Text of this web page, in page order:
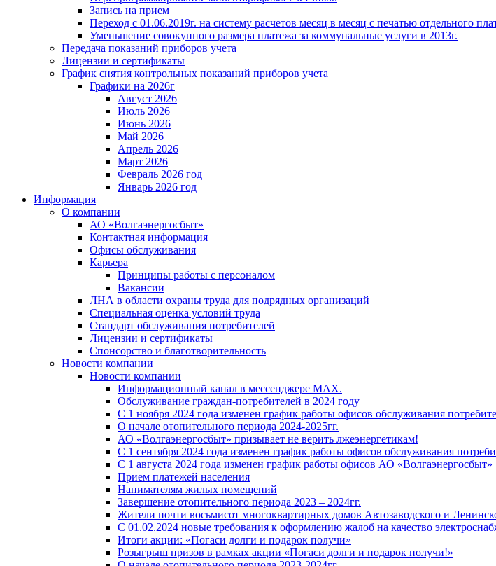
Запись на прием
Переход с 01.06.2019г. на систему расчетов месяц в месяц с печатью отдельного
Уменьшение совокупного размера платежа за коммунальные услуги в 2013г.
Передача показаний приборов учета
Лицензии и сертификаты
График снятия контрольных показаний приборов учета
Графики на 2026г
Август 2026
Июль 2026
Июнь 2026
Май 2026
Апрель 2026
Март 2026
Февраль 2026 год
Январь 2026 год
Информация
О компании
АО «Волгаэнергосбыт»
Контактная информация
Офисы обслуживания
Карьера
Принципы работы с персоналом
Вакансии
ЛНА в области охраны труда для подрядных организаций
Специальная оценка условий труда
Стандарт обслуживания потребителей
Лицензии и сертификаты
Спонсорство и благотворительность
Новости компании
Новости компании
Информационный канал в мессенджере MAX.
Обслуживание граждан-потребителей в 2024 году
С 1 ноября 2024 года изменен график работы офисов обслуживания
О начале отопительного периода 2024-2025гг.
АО «Волгаэнергосбыт» призывает не верить лжеэнергетикам!
С 1 сентября 2024 года изменен график работы офисов обслуживания
С 1 августа 2024 года изменен график работы офисов АО «Волгаэнергосбыт»
Прием платежей населения
Нанимателям жилых помещений
Завершение отопительного периода 2023 – 2024гг.
Жители почти восьмисот многоквартирных домов Автозаводского и
С 01.02.2024 новые требования к оформлению жалоб на качество
Итоги акции: «Погаси долги и подарок получи»
Розыгрыш призов в рамках акции «Погаси долги и подарок получи!»